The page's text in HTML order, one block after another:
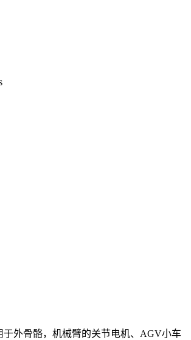
于外骨骼，机械臂的关节电机、AGV小车